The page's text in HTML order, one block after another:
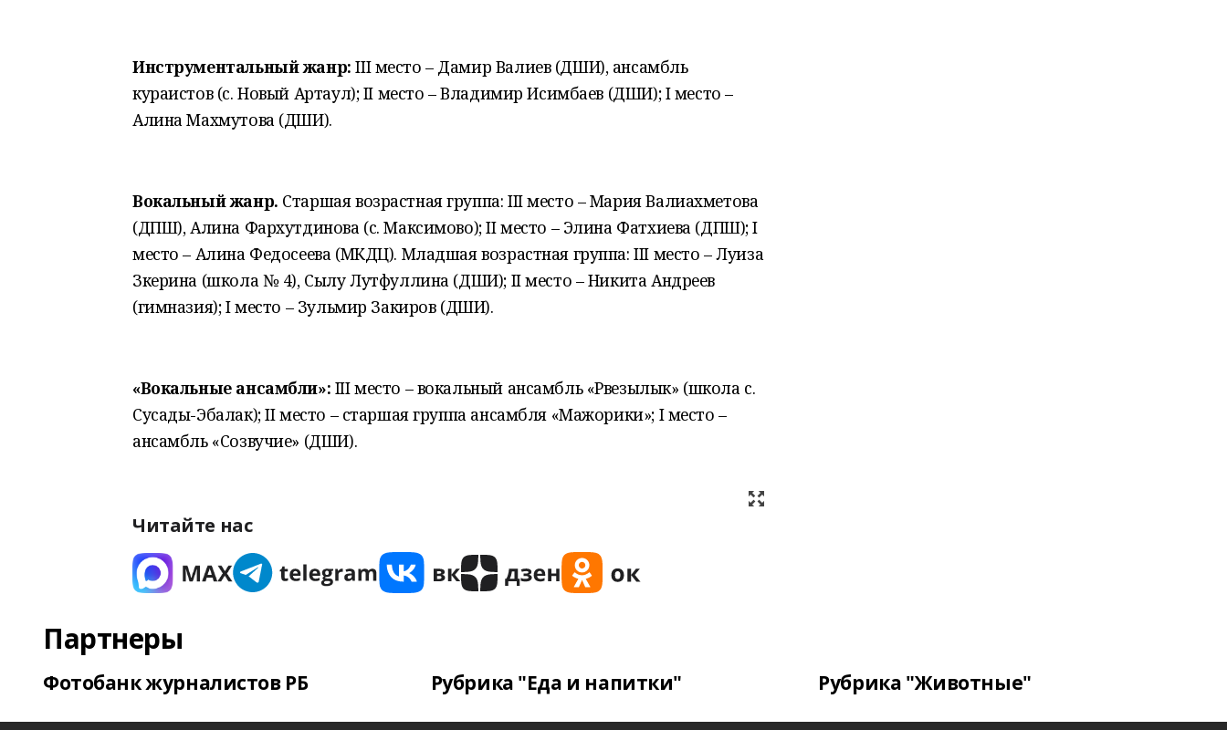
Инструментальный жанр: III место – Дамир Валиев (ДШИ), ансамбль
кураистов (с. Новый Артаул); II место – Владимир Исимбаев (ДШИ); I место –
Алина Махмутова (ДШИ).
Вокальный жанр. Старшая возрастная группа: III место – Мария Валиахметова
(ДПШ), Алина Фархутдинова (с. Максимово); II место – Элина Фатхиева (ДПШ); I
место – Алина Федосеева (МКДЦ). Младшая возрастная группа: III место – Луиза
Зкерина (школа № 4), Сылу Лутфуллина (ДШИ); II место – Никита Андреев
(гимназия); I место – Зульмир Закиров (ДШИ).
«Вокальные ансамбли»: III место – вокальный ансамбль «Рвезылык» (школа с.
Сусады-Эбалак); II место – старшая группа ансамбля «Мажорики»; I место –
ансамбль «Созвучие» (ДШИ).
Читайте нас
Партнеры
Фотобанк журналистов РБ Рубрика "Еда и напитки" Рубрика "Животные"